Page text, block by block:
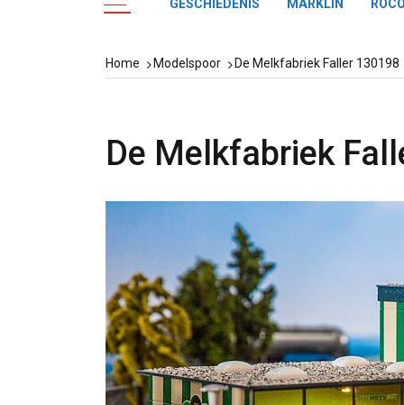
GESCHIEDENIS MÄRKLIN ROCO
Home Modelspoor De Melkfabriek Faller 130198
De Melkfabriek